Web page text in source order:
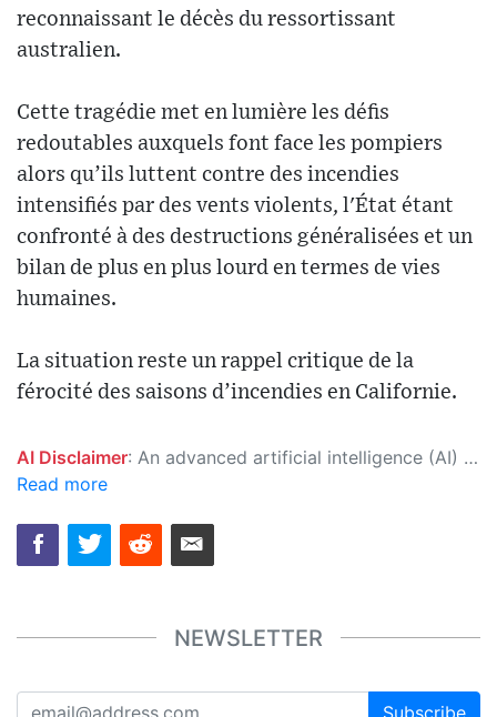
reconnaissant le décès du ressortissant
australien.
Cette tragédie met en lumière les défis
redoutables auxquels font face les pompiers
alors qu’ils luttent contre des incendies
intensifiés par des vents violents, l'État étant
confronté à des destructions généralisées et un
bilan de plus en plus lourd en termes de vies
humaines.
La situation reste un rappel critique de la
férocité des saisons d’incendies en Californie.
AI Disclaimer: An advanced artificial intelligence (AI) system generated the content of this page on its own. This innovative technology conducts extensive research from a variety of reliable sources, performs rigorous fact-checking and verification, cleans up and balances biased or manipulated content, and presents a minimal factual summary that is just enough yet essential for you to function as an informed and educated citizen. Please keep in mind, however, that this system is an evolving technology, and as a result, the article may contain accidental inaccuracies or errors. We urge you to help us improve our site by reporting any inaccuracies you find using the "
Read more
NEWSLETTER